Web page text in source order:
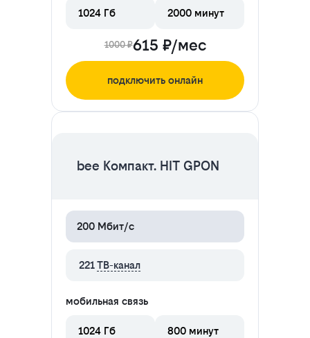
1024 Гб 2000 минут
1000 ₽615 ₽/мес
подключить онлайн
bee Компакт. HIT GPON
200 Мбит/с
221ТВ-канал
мобильная связь
1024 Гб 800 минут